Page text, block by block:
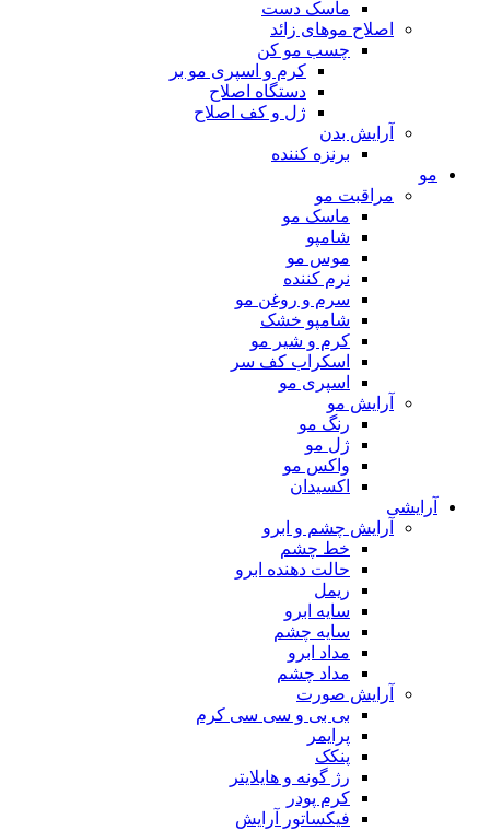
ماسک دست
اصلاح موهای زائد
چسب مو کن
کرم و اسپری مو بر
دستگاه اصلاح
ژل و کف اصلاح
آرایش بدن
برنزه کننده
مو
مراقبت مو
ماسک مو
شامپو
موس مو
نرم کننده
سرم و روغن مو
شامپو خشک
کرم و شیر مو
اسکراب کف سر
اسپری مو
آرایش مو
رنگ مو
ژل مو
واکس مو
اکسیدان
آرایشی
آرایش چشم و ابرو
خط چشم
حالت دهنده ابرو
ریمل
سایه ابرو
سایه چشم
مداد ابرو
مداد چشم
آرایش صورت
بی بی و سی سی کرم
پرایمر
پنکک
رژ گونه و هایلایتر
کرم پودر
فیکساتور آرایش